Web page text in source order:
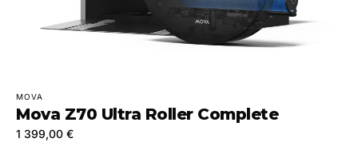
MOVA
Mova Z70 Ultra Roller Complete
1 399,00 €